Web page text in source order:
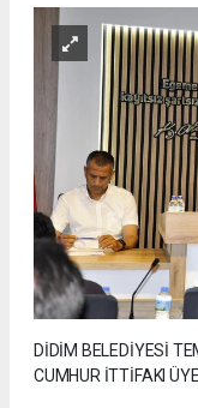
DİDİM BELEDİYESİ
CUMHUR İTTİFAKI